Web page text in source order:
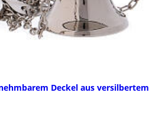
Deckel aus versilbertem